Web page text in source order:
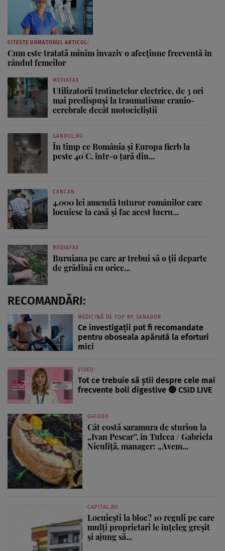
CITESTE URMATORUL ARTICOL:
Cum este tratată minim invaziv o afecțiune frecventă în
rândul femeilor
MEDIAFAX
Utilizatorii trotinetelor electrice, de 3 ori
mai predispuși la traumatisme cranio-
cerebrale decât motocicliștii
GANDUL.RO
În timp ce România și Europa fierb la
peste 40°C, într-o țară din...
CANCAN
4.000 lei amendă tuturor românilor care
locuiesc la casă și fac acest lucru...
MEDIAFAX
Buruiana pe care ar trebui să o ții departe
de grădină cu orice...
RECOMANDĂRI:
MEDICINĂ DE TOP BY SANADOR
Ce investigații pot fi recomandate
pentru oboseala apărută la eforturi
mici
VIDEO
Tot ce trebuie să știi despre cele mai
frecvente boli digestive 🔴 CSID LIVE
G4FOOD
Cât costă saramura de sturion la
„Ivan Pescar”, în Tulcea / Gabriela
Niculiță, manager: „Avem...
CAPITAL.RO
Locuiești la bloc? 10 reguli pe care
mulți proprietari le înțeleg greșit
și ajung să...